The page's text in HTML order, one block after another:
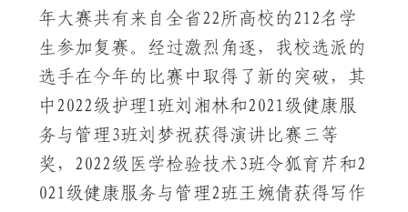
年大赛共有来自全省22所高校的212名学
生参加复赛。经过激烈角逐，我校选派的
选手在今年的比赛中取得了新的突破，其
中2022级护理1班刘湘林和2021级健康服
务与管理3班刘梦祝获得演讲比赛三等
奖，2022级医学检验技术3班令狐育芹和2
021级健康服务与管理2班王婉倩获得写作